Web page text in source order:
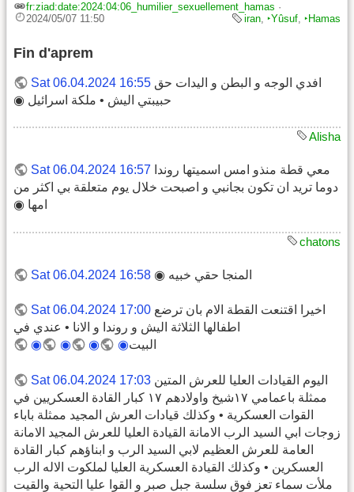
fr:ziad:date:2024:04:06_humilier_sexuellement_hamas ·
2024/05/07 11:50
iran, ‣Yûsuf, ‣Hamas
Fin d'aprem
Sat 06.04.2024 16:55 افدي الوجه و البطن و اليدات حق
حبيبتي اليش • ملكة اسرائيل ◉
Alisha
Sat 06.04.2024 16:57 معي قطة منذو امس اسميتها روندا
دوما تريد ان تكون بجانبي و اصبحت خلال يوم متعلقة بي اكثر من
امها ◉
chatons
Sat 06.04.2024 16:58 المنجا حقي خبيه ◉
Sat 06.04.2024 17:00 اخيرا اقتنعت القطة الام بان ترضع
اطفالها الثلاثة اليش و روندا و الانا • عندي في
البيت◉
◉
◉
◉
Sat 06.04.2024 17:03 اليوم القيادات العليا للعرش المتين
ممثلة باعمامي ١٧شيخ واولادهم ١٧ كبار القادة العسكريين في
القوات العسكرية • وكذلك قيادات العرش المجيد ممثلة باباء
زوجات ابي السيد الرب الامانة القيادة العليا للعرش المجيد الامانة
العامة للعرش العظيم لابي السيد الرب و ابناؤهم كبار القادة
العسكرين • وكذلك القيادة العسكرية العليا لملكوت الاله الرب
ملأت سماء تعز فوق سلسة جبل صبر و القوا عليا التحية والقيت